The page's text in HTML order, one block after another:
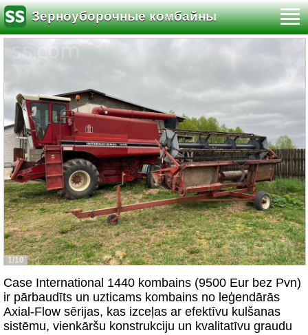
Зерноуборочные комбайны
1/10
Case International 1440 kombains (9500 Eur bez Pvn)
ir pārbaudīts un uzticams kombains no leģendārās
Axial-Flow sērijas, kas izceļas ar efektīvu kulšanas
sistēmu, vienkāršu konstrukciju un kvalitatīvu graudu